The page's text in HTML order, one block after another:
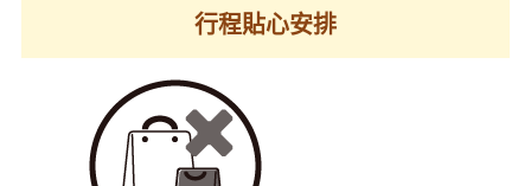
行程貼心安排